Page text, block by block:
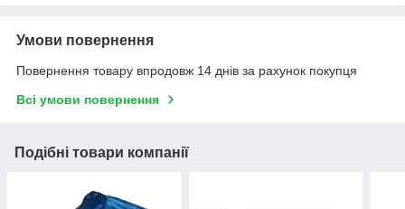
Умови повернення
Повернення товару впродовж 14 днів за рахунок покупця
Всі умови повернення
Подібні товари компанії